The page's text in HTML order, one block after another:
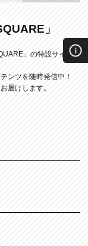
」
」の特設サイト
ンツを随時発信中！
届けします。